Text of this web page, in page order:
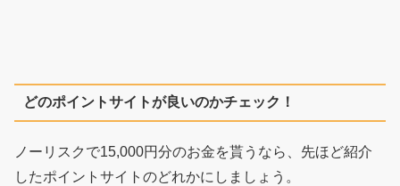
どのポイントサイトが良いのかチェック！
ノーリスクで15,000円分のお金を貰うなら、先ほど紹介
したポイントサイトのどれかにしましょう。